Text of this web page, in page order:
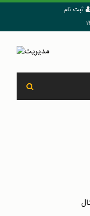
ثبت نام